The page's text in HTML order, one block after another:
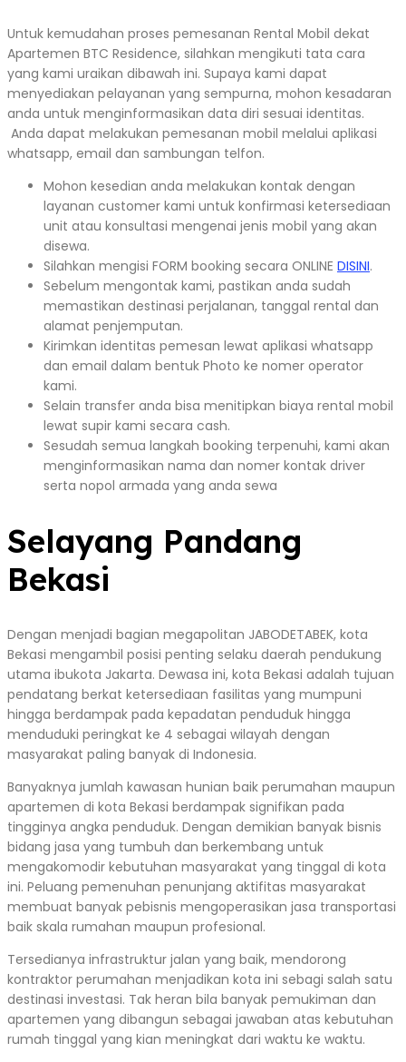
Untuk kemudahan proses pemesanan Rental Mobil dekat
Apartemen BTC Residence, silahkan mengikuti tata cara
yang kami uraikan dibawah ini. Supaya kami dapat
menyediakan pelayanan yang sempurna, mohon kesadaran
anda untuk menginformasikan data diri sesuai identitas.
Anda dapat melakukan pemesanan mobil melalui aplikasi
whatsapp, email dan sambungan telfon.
Mohon kesedian anda melakukan kontak dengan
layanan customer kami untuk konfirmasi ketersediaan
unit atau konsultasi mengenai jenis mobil yang akan
disewa.
Silahkan mengisi FORM booking secara ONLINE DISINI.
Sebelum mengontak kami, pastikan anda sudah
memastikan destinasi perjalanan, tanggal rental dan
alamat penjemputan.
Kirimkan identitas pemesan lewat aplikasi whatsapp
dan email dalam bentuk Photo ke nomer operator
kami.
Selain transfer anda bisa menitipkan biaya rental mobil
lewat supir kami secara cash.
Sesudah semua langkah booking terpenuhi, kami akan
menginformasikan nama dan nomer kontak driver
serta nopol armada yang anda sewa
Selayang Pandang
Bekasi
Dengan menjadi bagian megapolitan JABODETABEK, kota
Bekasi mengambil posisi penting selaku daerah pendukung
utama ibukota Jakarta. Dewasa ini, kota Bekasi adalah tujuan
pendatang berkat ketersediaan fasilitas yang mumpuni
hingga berdampak pada kepadatan penduduk hingga
menduduki peringkat ke 4 sebagai wilayah dengan
masyarakat paling banyak di Indonesia.
Banyaknya jumlah kawasan hunian baik perumahan maupun
apartemen di kota Bekasi berdampak signifikan pada
tingginya angka penduduk. Dengan demikian banyak bisnis
bidang jasa yang tumbuh dan berkembang untuk
mengakomodir kebutuhan masyarakat yang tinggal di kota
ini. Peluang pemenuhan penunjang aktifitas masyarakat
membuat banyak pebisnis mengoperasikan jasa transportasi
baik skala rumahan maupun profesional.
Tersedianya infrastruktur jalan yang baik, mendorong
kontraktor perumahan menjadikan kota ini sebagi salah satu
destinasi investasi. Tak heran bila banyak pemukiman dan
apartemen yang dibangun sebagai jawaban atas kebutuhan
rumah tinggal yang kian meningkat dari waktu ke waktu.